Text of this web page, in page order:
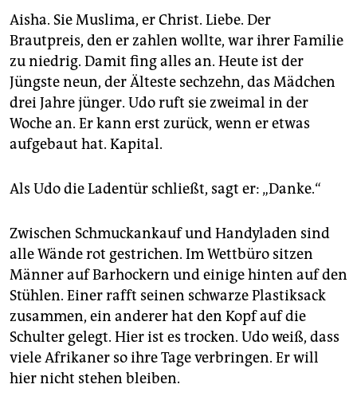
Aisha. Sie Muslima, er Christ. Liebe. Der
Brautpreis, den er zahlen wollte, war ihrer Familie
zu niedrig. Damit fing alles an. Heute ist der
Jüngste neun, der Älteste sechzehn, das Mädchen
drei Jahre jünger. Udo ruft sie zweimal in der
Woche an. Er kann erst zurück, wenn er etwas
aufgebaut hat. Kapital.
Als Udo die Ladentür schließt, sagt er: „Danke.“
Zwischen Schmuckankauf und Handyladen sind
alle Wände rot gestrichen. Im Wettbüro sitzen
Männer auf Barhockern und einige hinten auf den
Stühlen. Einer rafft seinen schwarze Plastiksack
zusammen, ein anderer hat den Kopf auf die
Schulter gelegt. Hier ist es trocken. Udo weiß, dass
viele Afrikaner so ihre Tage verbringen. Er will
hier nicht stehen bleiben.